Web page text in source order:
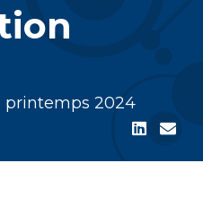
printemps 2024